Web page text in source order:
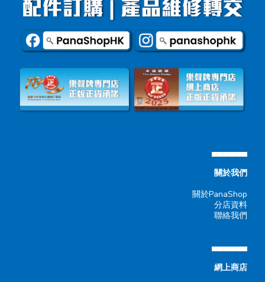
▄▄▄▄▄▄
關於我們
關於PanaShop
分店資料
聯絡我們
▄▄▄▄▄▄
網上商店